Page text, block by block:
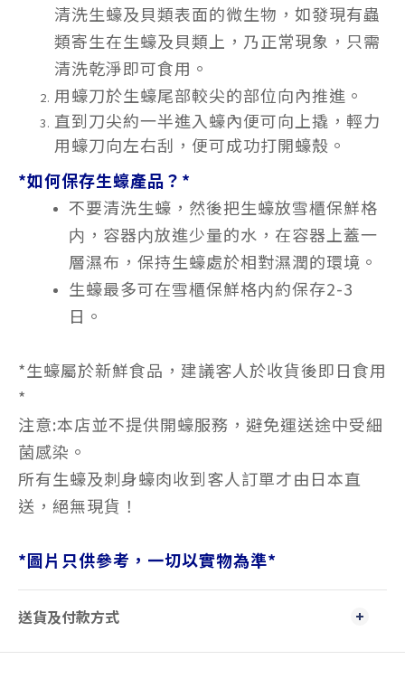
清洗生蠔及貝類表面的微生物，如發現有蟲
類寄生在生蠔及貝類上，乃正常現象，只需
清洗乾淨即可食用。
用蠔刀於生蠔尾部較尖的部位向內推進。
直到刀尖約一半進入蠔內便可向上撬，輕力
用蠔刀向左右刮，便可成功打開蠔殼。
*如何保存生蠔產品？*
不要清洗生蠔，然後把生蠔放雪櫃保鮮格
内，容器内放進少量的水，在容器上蓋一
層濕布，保持生蠔處於相對濕潤的環境。
生蠔最多可在雪櫃保鮮格内約保存2-3
日。
*生蠔屬於新鮮食品，建議客人於收貨後即日食用
*
注意:本店並不提供開蠔服務，避免運送途中受細
菌感染。
所有生蠔及刺身蠔肉收到客人訂單才由日本直
送，絕無現貨！
*圖片只供參考，一切以實物為準*
送貨及付款方式